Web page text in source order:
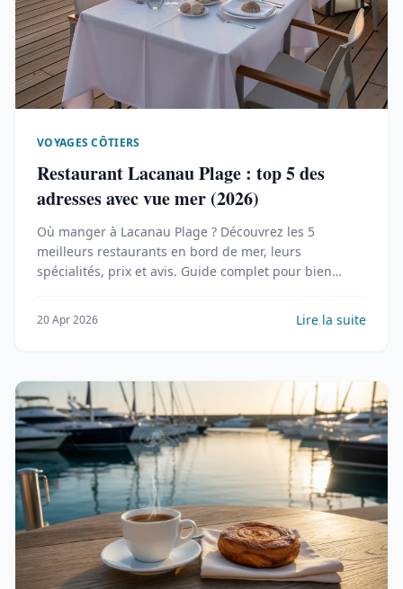
VOYAGES CÔTIERS
Restaurant Lacanau Plage : top 5 des
adresses avec vue mer (2026)
Où manger à Lacanau Plage ? Découvrez les 5
meilleurs restaurants en bord de mer, leurs
spécialités, prix et avis. Guide complet pour bien
20 Apr 2026 Lire la suite